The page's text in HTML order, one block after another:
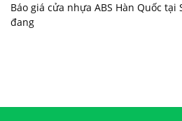
Báo giá cửa nhựa ABS Hàn Quốc tại
đang